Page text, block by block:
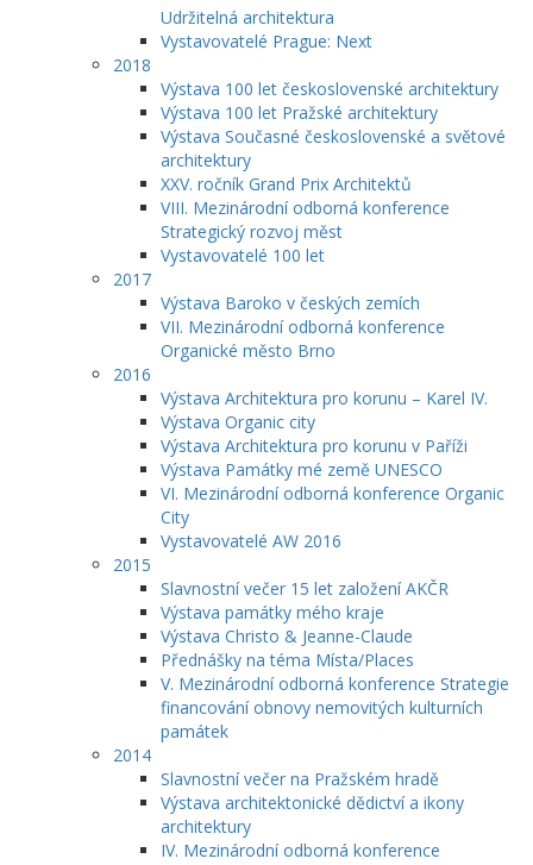
Udržitelná architektura
Vystavovatelé Prague: Next
2018
Výstava 100 let československé architektury
Výstava 100 let Pražské architektury
Výstava Současné československé a světové
architektury
XXV. ročník Grand Prix Architektů
VIII. Mezinárodní odborná konference
Strategický rozvoj měst
Vystavovatelé 100 let
2017
Výstava Baroko v českých zemích
VII. Mezinárodní odborná konference
Organické město Brno
2016
Výstava Architektura pro korunu – Karel IV.
Výstava Organic city
Výstava Architektura pro korunu v Paříži
Výstava Památky mé země UNESCO
VI. Mezinárodní odborná konference Organic
City
Vystavovatelé AW 2016
2015
Slavnostní večer 15 let založení AKČR
Výstava památky mého kraje
Výstava Christo & Jeanne-Claude
Přednášky na téma Místa/Places
V. Mezinárodní odborná konference Strategie
financování obnovy nemovitých kulturních
památek
2014
Slavnostní večer na Pražském hradě
Výstava architektonické dědictví a ikony
architektury
IV. Mezinárodní odborná konference